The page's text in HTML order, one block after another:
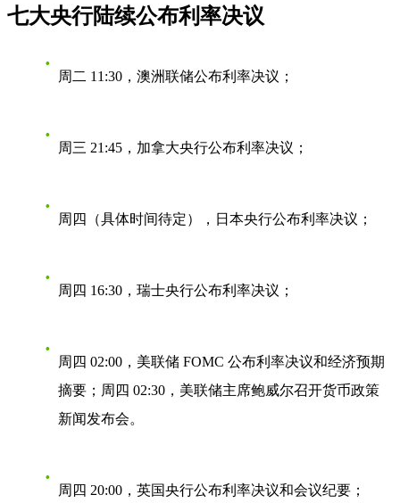
七大央行陆续公布利率决议
周二 11:30，澳洲联储公布利率决议；
周三 21:45，加拿大央行公布利率决议；
周四（具体时间待定），日本央行公布利率决议；
周四 16:30，瑞士央行公布利率决议；
周四 02:00，美联储 FOMC 公布利率决议和经济预期
摘要；周四 02:30，美联储主席鲍威尔召开货币政策
新闻发布会。
周四 20:00，英国央行公布利率决议和会议纪要；